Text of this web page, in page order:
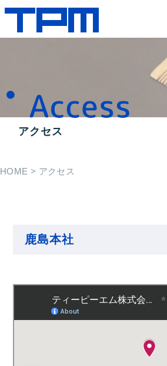
アクセス
HOME > アクセス
鹿島本社